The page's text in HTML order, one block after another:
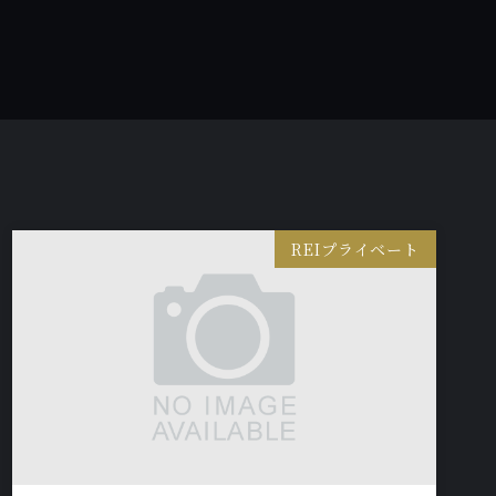
REIプライベート